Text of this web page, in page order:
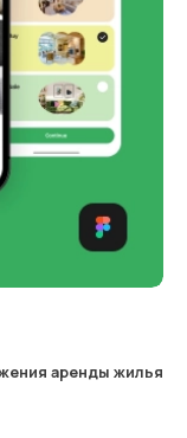
аренды жилья